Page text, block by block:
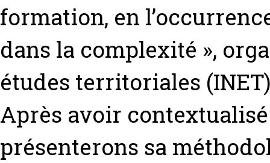
formation, en
dans la complexité »,
études territoriales
Après avoir
présenterons sa